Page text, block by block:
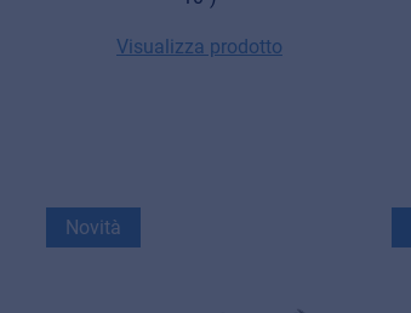
Visualizza prodotto
Novità